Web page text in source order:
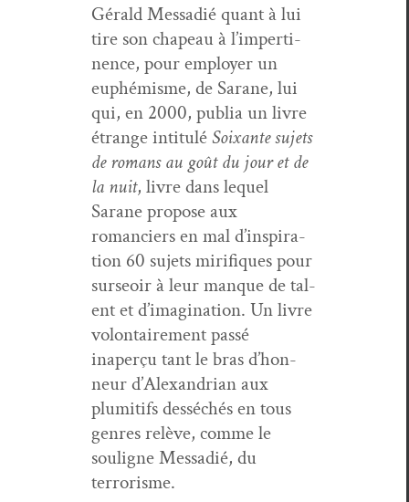
Gérald Mes­sadié quant à lui
tire son cha­peau à l’im­per­ti­
nence, pour employ­er un
euphémisme, de Sarane, lui
qui, en 2000, pub­lia un livre
étrange inti­t­ulé Soix­ante sujets
de romans au goût du jour et de
la nuit, livre dans lequel
Sarane pro­pose aux
romanciers en mal d’in­spi­ra­
tion 60 sujets mir­i­fiques pour
surseoir à leur manque de tal­
ent et d’imag­i­na­tion. Un livre
volon­taire­ment passé
inaperçu tant le bras d’hon­
neur d’Alexan­dri­an aux
plumi­tifs desséchés en tous
gen­res relève, comme le
souligne Mes­sadié, du
terrorisme.